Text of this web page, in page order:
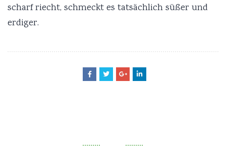
scharf riecht, schmeckt es tatsächlich süßer und
erdiger.